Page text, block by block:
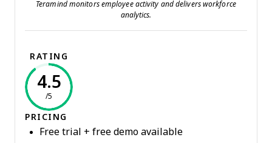
Teramind monitors employee activity and delivers workforce
analytics.
RATING
4.5
/5
PRICING
Free trial + free demo available